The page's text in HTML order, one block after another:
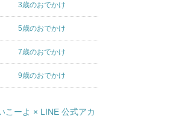
3歳のおでかけ
5歳のおでかけ
7歳のおでかけ
9歳のおでかけ